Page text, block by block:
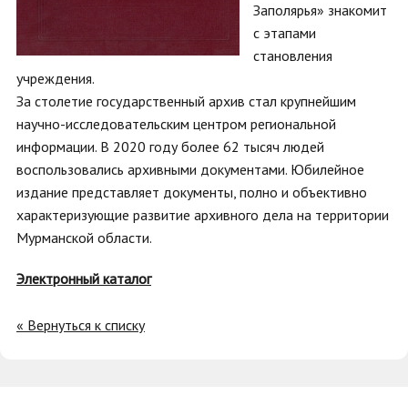
Заполярья» знакомит
с этапами
становления
учреждения.
За столетие государственный архив стал крупнейшим
научно-исследовательским центром региональной
информации. В 2020 году более 62 тысяч людей
воспользовались архивными документами. Юбилейное
издание представляет документы, полно и объективно
характеризующие развитие архивного дела на территории
Мурманской области.
Электронный каталог
« Вернуться к списку